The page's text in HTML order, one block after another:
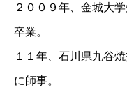
２００９年、金城大
卒業。
１１年、石川県九谷
に師事。